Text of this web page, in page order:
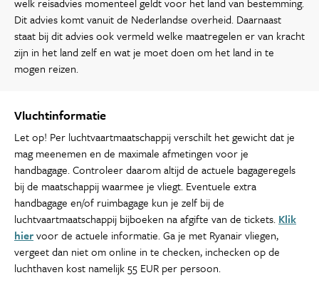
Dit advies komt vanuit de Nederlandse overheid. Daarnaast
staat bij dit advies ook vermeld welke maatregelen er van kracht
zijn in het land zelf en wat je moet doen om het land in te
mogen reizen.
Vluchtinformatie
Let op! Per luchtvaartmaatschappij verschilt het gewicht dat je
mag meenemen en de maximale afmetingen voor je
handbagage. Controleer daarom altijd de actuele bagageregels
bij de maatschappij waarmee je vliegt. Eventuele extra
handbagage en/of ruimbagage kun je zelf bij de
luchtvaartmaatschappij bijboeken na afgifte van de tickets. Klik
hiervoor de actuele informatie. Ga je met Ryanair vliegen,
vergeet dan niet om online in te checken, inchecken op de
luchthaven kost namelijk 55 EUR per persoon.